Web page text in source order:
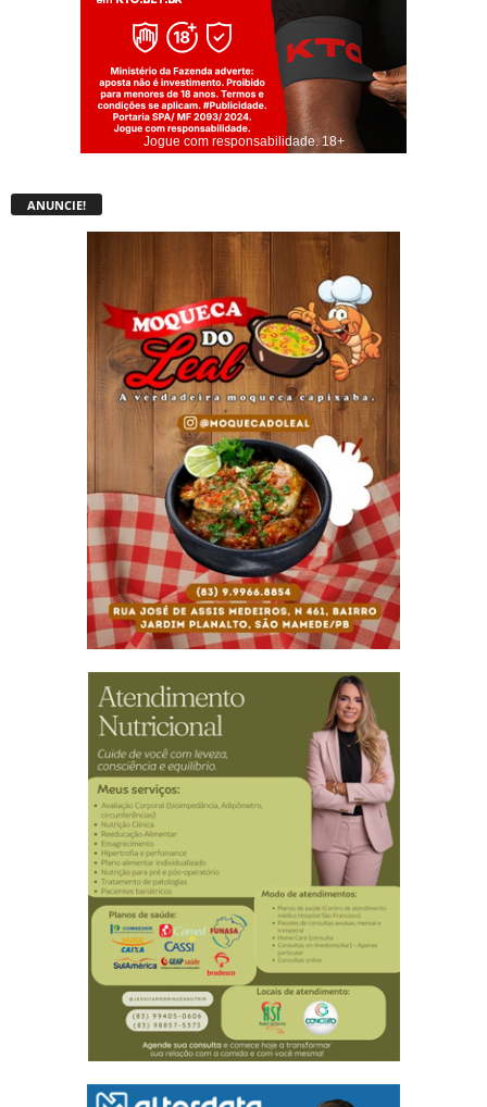
Jogue com responsabilidade. 18+
ANUNCIE!